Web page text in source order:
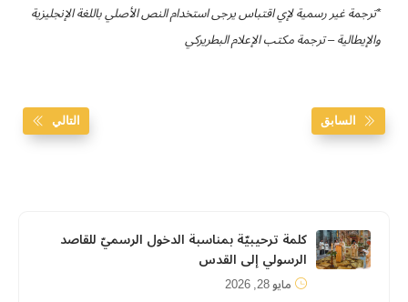
*ترجمة غير رسمية لإي اقتباس يرجى استخدام النص الأصلي باللغة الإنجليزية
والإيطالية – ترجمة مكتب الإعلام البطريركي
السابق التالي
كلمة ترحيبيّة بمناسبة الدخول الرسميّ للقاصد
الرسولي إلى القدس
مايو 28, 2026